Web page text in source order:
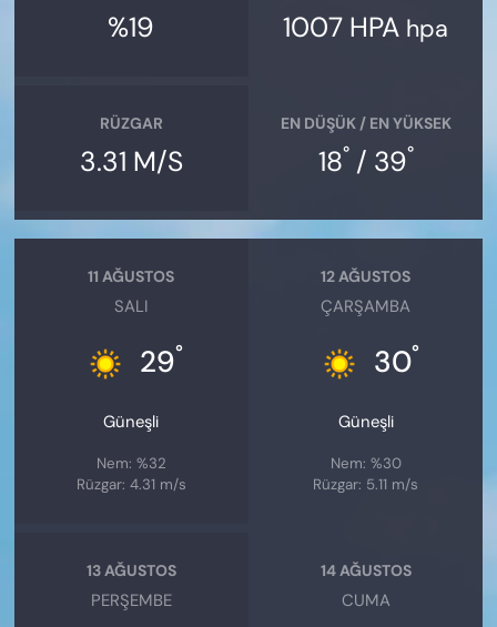
%19 1007 HPA hpa
RÜZGAR
3.31 M/S
EN DÜŞÜK / EN YÜKSEK
18°/ 39°
11 AĞUSTOS
SALI
29°
Güneşli
Nem: %32
Rüzgar: 4.31 m/s
12 AĞUSTOS
ÇARŞAMBA
30°
Güneşli
Nem: %30
Rüzgar: 5.11 m/s
13 AĞUSTOS
PERŞEMBE
14 AĞUSTOS
CUMA